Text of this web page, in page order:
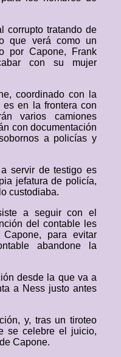
corrupto tratando de
que verá como un
por Capone, Frank
con su mujer
coordinado con la
es en la frontera con
varios camiones
con documentación
a policías y
servir de testigo es
jefatura de policía,
custodiaba.
a seguir con el
del contable les
Capone, para evitar
abandone la
desde la que va a
a Ness justo antes
y, tras un tiroteo
se celebre el juicio,
Capone.